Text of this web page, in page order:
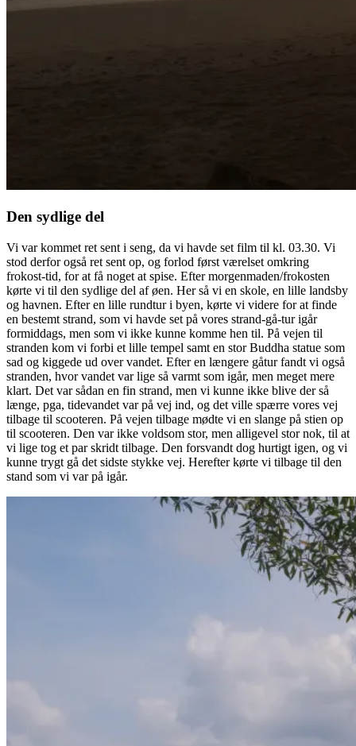
Den sydlige del
Vi var kommet ret sent i seng, da vi havde set film til kl. 03.30. Vi
stod derfor også ret sent op, og forlod først værelset omkring
frokost-tid, for at få noget at spise. Efter morgenmaden/frokosten
kørte vi til den sydlige del af øen. Her så vi en skole, en lille landsby
og havnen. Efter en lille rundtur i byen, kørte vi videre for at finde
en bestemt strand, som vi havde set på vores strand-gå-tur igår
formiddags, men som vi ikke kunne komme hen til. På vejen til
stranden kom vi forbi et lille tempel samt en stor Buddha statue som
sad og kiggede ud over vandet. Efter en længere gåtur fandt vi også
stranden, hvor vandet var lige så varmt som igår, men meget mere
klart. Det var sådan en fin strand, men vi kunne ikke blive der så
længe, pga, tidevandet var på vej ind, og det ville spærre vores vej
tilbage til scooteren. På vejen tilbage mødte vi en slange på stien op
til scooteren. Den var ikke voldsom stor, men alligevel stor nok, til at
vi lige tog et par skridt tilbage. Den forsvandt dog hurtigt igen, og vi
kunne trygt gå det sidste stykke vej. Herefter kørte vi tilbage til den
stand som vi var på igår.